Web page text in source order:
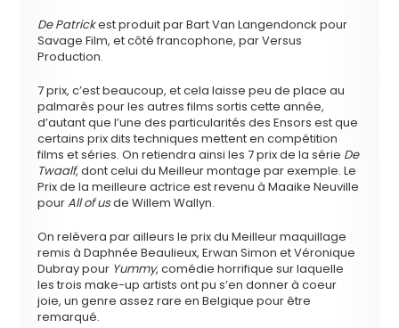
De Patrickest produit par Bart Van Langendonck pour
Savage Film, et côté francophone, par Versus
Production.
7 prix, c’est beaucoup, et cela laisse peu de place au
palmarès pour les autres films sortis cette année,
d’autant que l’une des particularités des Ensors est que
certains prix dits techniques mettent en compétition
films et séries. On retiendra ainsi les 7 prix de la série De
Twaalf, dont celui du Meilleur montage par exemple. Le
Prix de la meilleure actrice est revenu à Maaike Neuville
pourAll of usde Willem Wallyn.
On relèvera par ailleurs le prix du Meilleur maquillage
remis à Daphnée Beaulieux, Erwan Simon et Véronique
Dubray pour Yummy, comédie horrifique sur laquelle
les trois make-up artists ont pu s’en donner à coeur
joie, un genre assez rare en Belgique pour être
remarqué.